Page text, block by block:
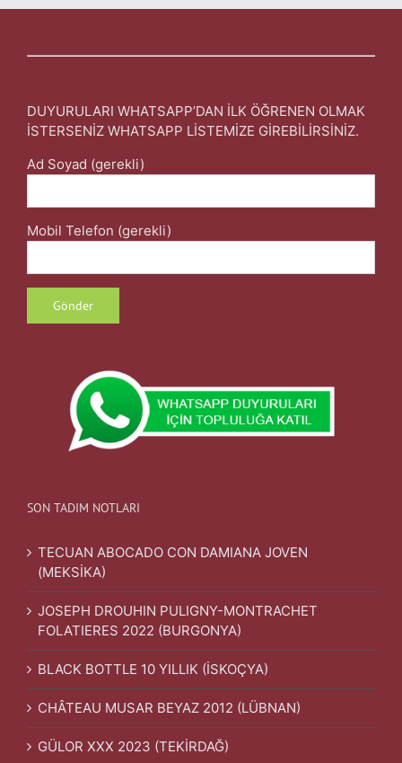
DUYURULARI WHATSAPP’DAN İLK ÖĞRENEN OLMAK
İSTERSENİZ WHATSAPP LİSTEMİZE GİREBİLİRSİNİZ.
Ad Soyad (gerekli)
Mobil Telefon (gerekli)
SON TADIM NOTLARI
TECUAN ABOCADO CON DAMIANA JOVEN
(MEKSİKA)
JOSEPH DROUHIN PULIGNY-MONTRACHET
FOLATIERES 2022 (BURGONYA)
BLACK BOTTLE 10 YILLIK (İSKOÇYA)
CHÂTEAU MUSAR BEYAZ 2012 (LÜBNAN)
GÜLOR XXX 2023 (TEKİRDAĞ)